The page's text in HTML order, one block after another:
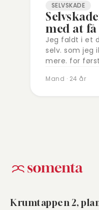
SELVSKADE
med at
Jeg faldt i et
selv. som jeg
mere. for
Mand · 24 år
Krumtappen 2,